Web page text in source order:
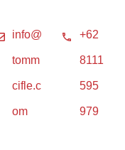
info@
tomm
cifle.c
om
+62
8111
595
979